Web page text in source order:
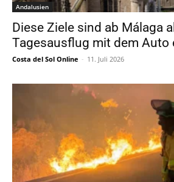
Andalusien
Diese Ziele sind ab Málaga
Tagesausflug mit dem Auto
Costa del Sol Online - 11. Juli 2026